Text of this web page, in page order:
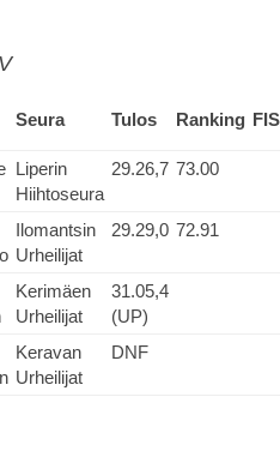
Seura Tulos Ranking FIS
Liperin
Hiihtoseura
29.26,7 73.00
Ilomantsin
Urheilijat
29.29,0 72.91
Kerimäen
Urheilijat
31.05,4
(UP)
Keravan
Urheilijat
DNF